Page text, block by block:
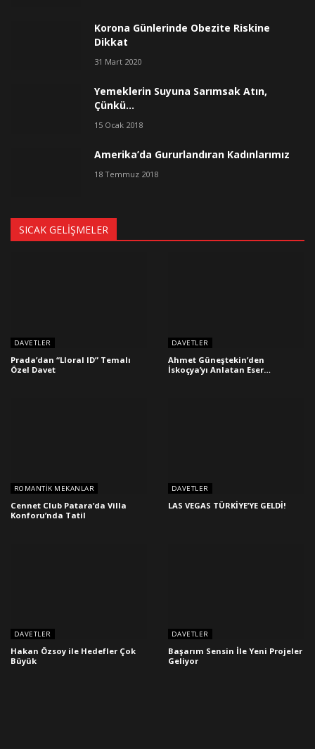
Korona Günlerinde Obezite Riskine
Dikkat
31 Mart 2020
Yemeklerin Suyuna Sarımsak Atın,
Çünkü…
15 Ocak 2018
Amerika’da Gururlandıran Kadınlarımız
18 Temmuz 2018
SICAK GELIŞMELER
DAVETLER
Prada’dan “Lloral ID” Temalı
Özel Davet
DAVETLER
Ahmet Güneştekin’den
İskoçya’yı Anlatan Eser…
ROMANTIK MEKANLAR
Cennet Club Patara’da Villa
Konforu’nda Tatil
DAVETLER
LAS VEGAS TÜRKİYE’YE GELDİ!
DAVETLER
Hakan Özsoy ile Hedefler Çok
Büyük
DAVETLER
Başarım Sensin İle Yeni Projeler
Geliyor